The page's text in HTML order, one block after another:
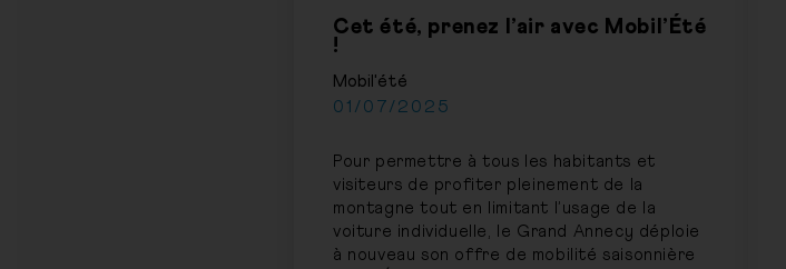
Cet été, prenez l’air avec Mobil’Été
!
Mobil'été
01/07/2025
Pour permettre à tous les habitants et
visiteurs de profiter pleinement de la
montagne tout en limitant l’usage de la
voiture individuelle, le Grand Annecy déploie
à nouveau son offre de mobilité saisonnière